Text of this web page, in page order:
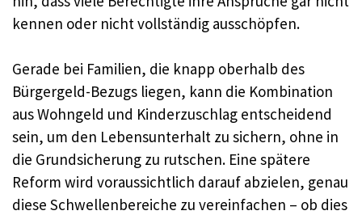
kennen oder nicht vollständig ausschöpfen.
Gerade bei Familien, die knapp oberhalb des
Bürgergeld-Bezugs liegen, kann die Kombination
aus Wohngeld und Kinderzuschlag entscheidend
sein, um den Lebensunterhalt zu sichern, ohne in
die Grundsicherung zu rutschen. Eine spätere
Reform wird voraussichtlich darauf abzielen, genau
diese Schwellenbereiche zu vereinfachen – ob dies